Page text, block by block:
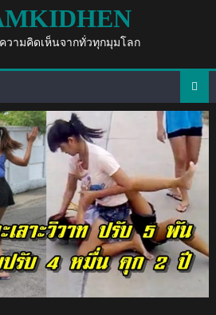
วามคิดเห็นจากทั่วทุกมุมโลก